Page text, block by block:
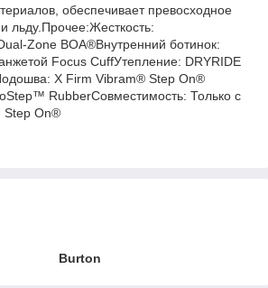
обеспечивает превосходное
льду.Прочее:Жесткость:
Zone BOA®Внутренний ботинок:
Focus CuffУтепление: DRYRIDE
X Firm Vibram® Step On®
RubberСовместимость: Только с
Step On®
Burton